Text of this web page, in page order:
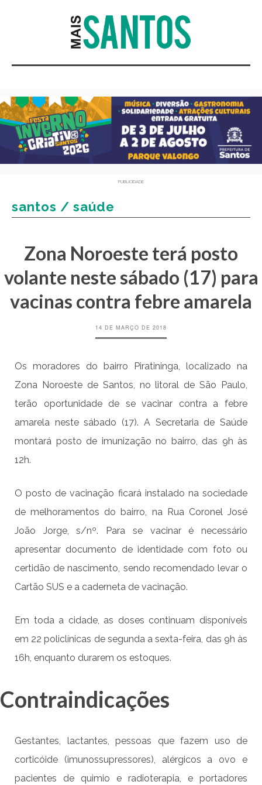
PUBLICIDADE
santos / saúde
Zona Noroeste terá posto
volante neste sábado (17) para
vacinas contra febre amarela
14 DE MARÇO DE 2018
Os moradores do bairro Piratininga, localizado na
Zona Noroeste de Santos, no litoral de São Paulo,
terão oportunidade de se vacinar contra a febre
amarela neste sábado (17). A Secretaria de Saúde
montará posto de imunização no bairro, das 9h às
12h.
O posto de vacinação ficará instalado na sociedade
de melhoramentos do bairro, na Rua Coronel José
João Jorge, s/nº. Para se vacinar é necessário
apresentar documento de identidade com foto ou
certidão de nascimento, sendo recomendado levar o
Cartão SUS e a caderneta de vacinação.
Em toda a cidade, as doses continuam disponíveis
em 22 policlínicas de segunda a sexta-feira, das 9h às
16h, enquanto durarem os estoques.
Contraindicações
Gestantes, lactantes, pessoas que fazem uso de
corticóide (imunossupressores), alérgicos a ovo e
pacientes de quimio e radioterapia, e portadores